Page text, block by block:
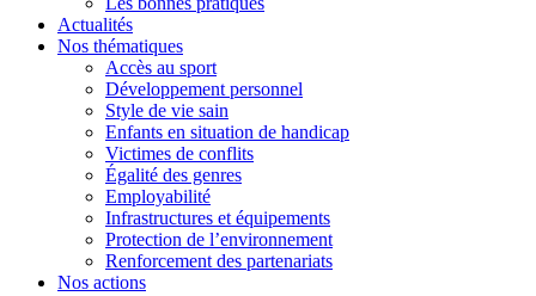
Actualités
Nos thématiques
Accès au sport
Développement personnel
Style de vie sain
Enfants en situation de handicap
Victimes de conflits
Égalité des genres
Employabilité
Infrastructures et équipements
Protection de l’environnement
Renforcement des partenariats
Nos actions